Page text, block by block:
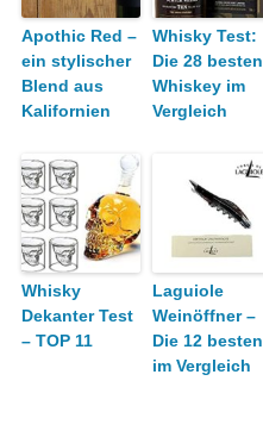
Apothic Red –
ein stylischer
Blend aus
Kalifornien
Whisky Test:
Die 28 besten
Whiskey im
Vergleich
Whisky
Dekanter Test
– TOP 11
Laguiole
Weinöffner –
Die 12 besten
im Vergleich